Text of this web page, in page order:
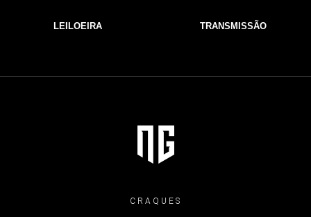
LEILOEIRA TRANSMISSÃO
CRAQUES